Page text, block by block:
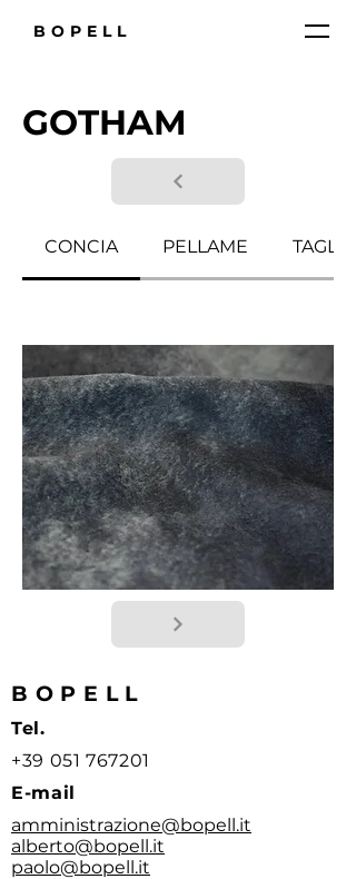
BOPELL
GOTHAM
CONCIA PELLAME TAGLIA
BOPELL
Tel.
+39 051 767201
E-mail
amministrazione@bopell.it
alberto@bopell.it
paolo@bopell.it